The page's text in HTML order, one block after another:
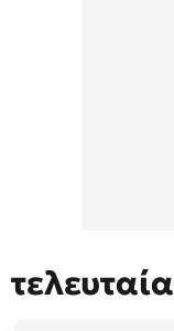
τελευταία